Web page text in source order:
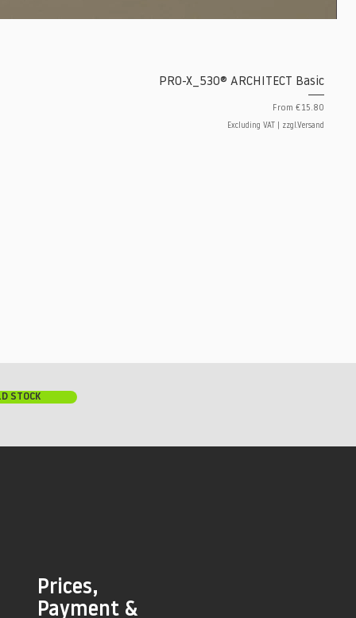
PRO-X_530® ARCHITECT Basic
From €15.80
Sale Price
Excluding VAT zzgl.Versand
Prices,
Payment &
STOCK